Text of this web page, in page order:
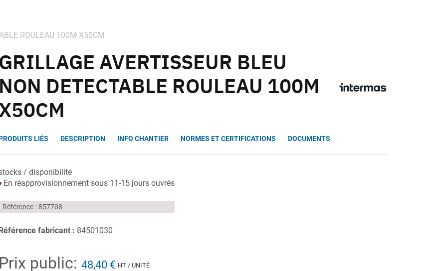
ROULEAU 100M X50CM
GRILLAGE AVERTISSEUR BLEU
NON DETECTABLE ROULEAU 100M
LIÉS DESCRIPTION INFO CHANTIER NORMES ET CERTIFICATIONS DOCUMENTS
/ disponibilité
En réapprovisionnement sous 11-15 jours ouvrés
Référence 857708
fabricant : 84501030
Prix public: 48,40 € HT / UNITÉ